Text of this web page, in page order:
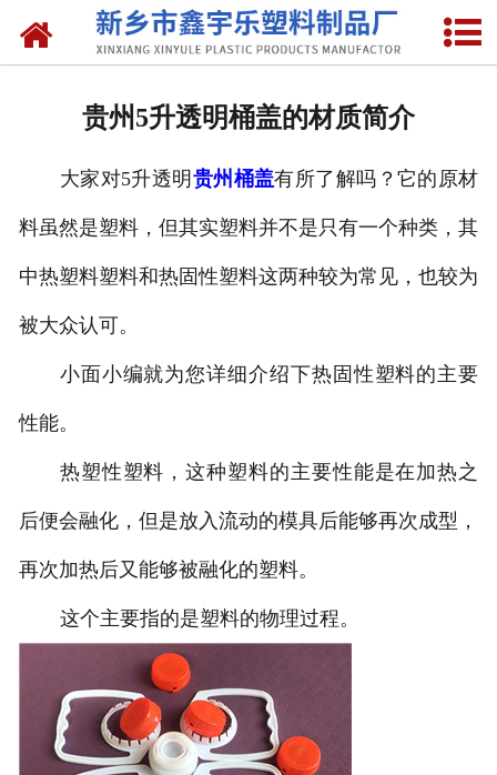
网站首页
贵州5升透明桶盖的材质简介
大家对5升透明 贵州桶盖有所了解吗？它的原材
料虽然是塑料，但其实塑料并不是只有一个种类，其
中热塑料塑料和热固性塑料这两种较为常见，也较为
被大众认可。
小面小编就为您详细介绍下热固性塑料的主要
性能。
热塑性塑料，这种塑料的主要性能是在加热之
后便会融化，但是放入流动的模具后能够再次成型，
再次加热后又能够被融化的塑料。
这个主要指的是塑料的物理过程。